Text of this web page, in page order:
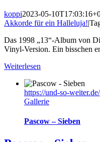
koppi2023-05-
Akkorde für ein Halleluja!|
Das 1998 „13“-Album von
Vinyl-Version. Ein bisschen
Weiterlesen
https://und-so-
Gallerie
Pascow – Sieben